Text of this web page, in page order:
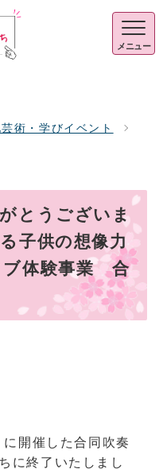
メニュー
術・学びイベント
とうございま
子供の想像力
ブ体験事業 合
開催した合同吹奏
に終了いたしまし